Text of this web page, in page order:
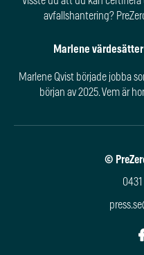
avfallshantering?
Marlene
Marlene Qvist började jobba
början av 2025. Vem är
©